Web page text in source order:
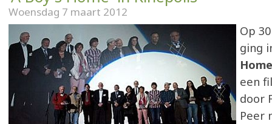
Woensdag 7 maart 2012
Op
ging
een
door
Peer